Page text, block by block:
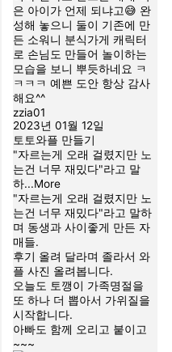
은 아이가 언제 되냐고
완
성해 놓으니 둘이 기존에 만
든 소워니 분식가게 캐릭터
로 손님도 만들어 놀이하는
모습을 보니 뿌듯하네요 ㅋ
ㅋㅋㅋ 예쁜 도안 항상 감사
해요^^
zzia01
2023년 01월 12일
토토와플 만들기
"자르는게 오래 걸렸지만 노
는건 너무 재밌다"라고 말
하...More
"자르는게 오래 걸렸지만 노
는건 너무 재밌다"라고 말하
며 동생과 사이좋게 만든 자
매들.
후기 올려 달라며 졸라서 와
플 사진 올려봅니다.
오늘도 토깽이 가족명절을
또 하나 더 뽑아서 가위질을
시작합니다.
아빠도 함께 오리고 붙이고
~~~